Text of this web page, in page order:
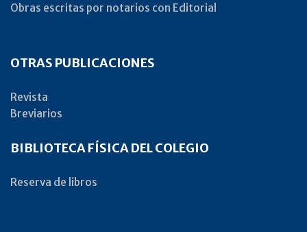
Obras escritas por notarios con Editorial
OTRAS PUBLICACIONES
Revista
Breviarios
BIBLIOTECA FÍSICA DEL COLEGIO
Reserva de libros